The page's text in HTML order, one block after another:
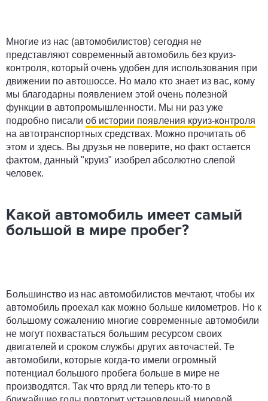
Многие из нас (автомобилистов) сегодня не
представляют современный автомобиль без круиз-
контроля, который очень удобен для использования при
движении по автошоссе. Но мало кто знает из вас, кому
мы благодарны появлением этой очень полезной
функции в автопромышленности. Мы ни раз уже
подробно писали об истории появления круиз-контроля
на автотранспортных средствах. Можно прочитать об
этом и здесь. Вы друзья не поверите, но факт остается
фактом, данный "круиз" изобрел абсолютно слепой
человек.
Какой автомобиль имеет самый
большой в мире пробег?
Большинство из нас автомобилистов мечтают, чтобы их
автомобиль проехал как можно больше километров. Но к
большому сожалению многие современные автомобили
не могут похвастаться большим ресурсом своих
двигателей и сроком службы других авточастей. Те
автомобили, которые когда-то имели огромный
потенциал большого пробега больше в мире не
производятся. Так что вряд ли теперь кто-то в